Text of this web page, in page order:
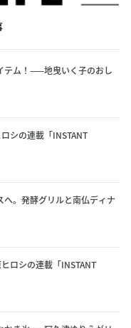
テム！——地曳いく子のおし
シの連載「INSTANT
。発酵グリルと南仏ディナ
ロシの連載「INSTANT